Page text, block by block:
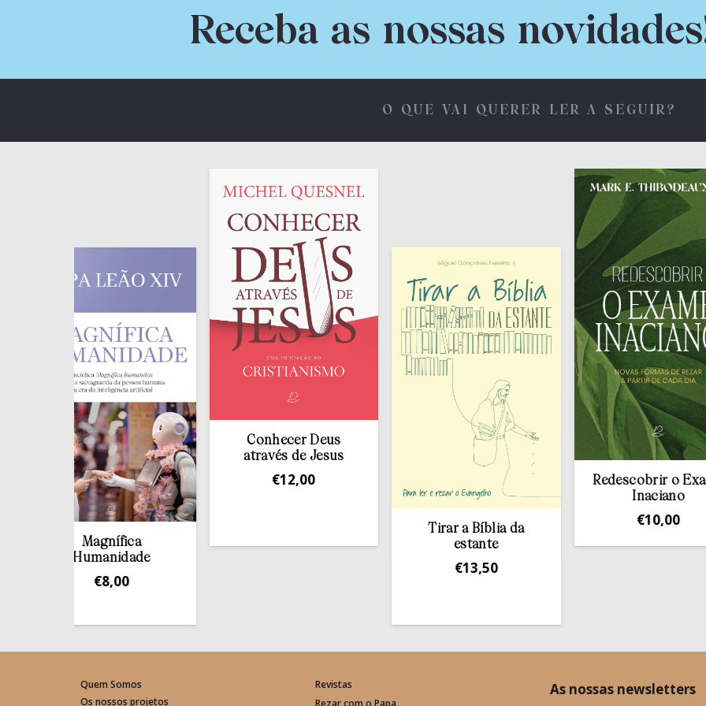
Receba as nossas
O QUE VAI QUERER LER A SEGUIR?
Magnífica
Humanidade
Conhecer Deus
através de Jesus
12,00
Tirar a Bíblia da
estante
13,50
Redescobrir o Exame
Inaciano
10,00
Quem Somos
Os nossos projetos
Revistas
Rezar com o Papa
As nossas newsletters